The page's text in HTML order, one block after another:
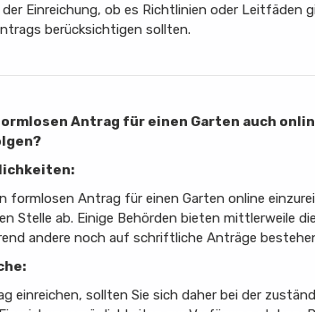
Einreichung, ob es Richtlinien oder Leitfäden
berücksichtigen sollten.
Antrag für einen Garten auch
formlosen Antrag für einen Garten online
Stelle ab. Einige Behörden bieten mittlerweile
andere noch auf schriftliche Anträge
einreichen, sollten Sie sich daher bei der